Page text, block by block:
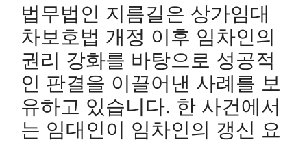
법무법인 지름길은 상가임대
차보호법 개정 이후 임차인의
권리 강화를 바탕으로 성공적
인 판결을 이끌어낸 사례를 보
유하고 있습니다. 한 사건에서
는 임대인이 임차인의 갱신 요